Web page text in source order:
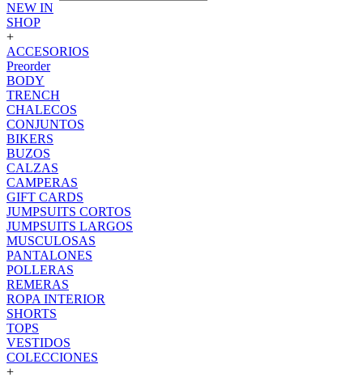
NEW IN
SHOP
+
ACCESORIOS
Preorder
BODY
TRENCH
CHALECOS
CONJUNTOS
BIKERS
BUZOS
CALZAS
CAMPERAS
GIFT CARDS
JUMPSUITS CORTOS
JUMPSUITS LARGOS
MUSCULOSAS
PANTALONES
POLLERAS
REMERAS
ROPA INTERIOR
SHORTS
TOPS
VESTIDOS
COLECCIONES
+